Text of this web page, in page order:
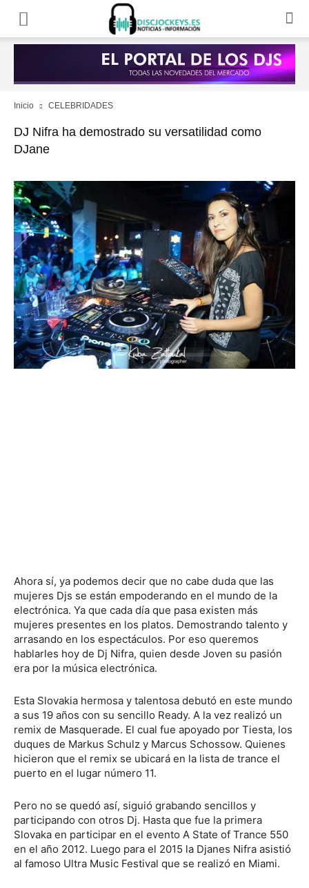
Inicio CELEBRIDADES
DJ Nifra ha demostrado su versatilidad como
DJane
Ahora sí, ya podemos decir que no cabe duda que las
mujeres Djs se están empoderando en el mundo de la
electrónica. Ya que cada día que pasa existen más
mujeres presentes en los platos. Demostrando talento y
arrasando en los espectáculos. Por eso queremos
hablarles hoy de Dj Nifra, quien desde Joven su pasión
era por la música electrónica.
Esta Slovakia hermosa y talentosa debutó en este mundo
a sus 19 años con su sencillo Ready. A la vez realizó un
remix de Masquerade. El cual fue apoyado por Tiesta, los
duques de Markus Schulz y Marcus Schossow. Quienes
hicieron que el remix se ubicará en la lista de trance el
puerto en el lugar número 11.
Pero no se quedó así, siguió grabando sencillos y
participando con otros Dj. Hasta que fue la primera
Slovaka en participar en el evento A State of Trance 550
en el año 2012. Luego para el 2015 la Djanes Nifra asistió
al famoso Ultra Music Festival que se realizó en Miami.